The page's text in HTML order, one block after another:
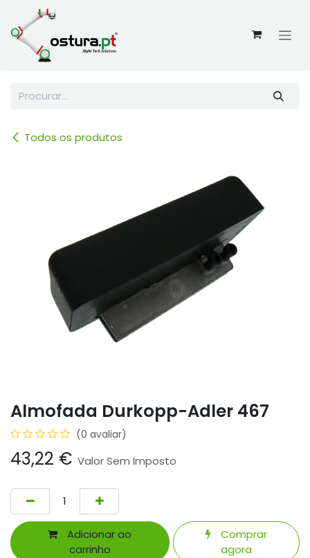
Skip to Content
Todos os produtos
Almofada Durkopp-Adler 467
(0 avaliar)
43,22 € Valor Sem Imposto
Adicionar ao
carrinho
Comprar
agora